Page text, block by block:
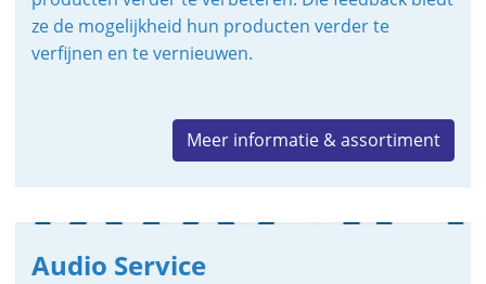
ze de mogelijkheid hun producten verder te
verfijnen en te vernieuwen.
Meer informatie & assortiment
Audio Service